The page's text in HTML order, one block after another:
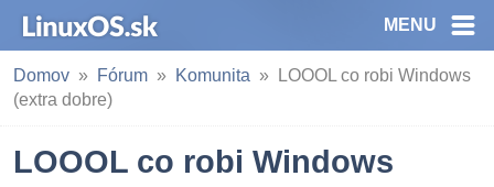
MENU
Domov Fórum Komunita
LOOOL co robi Windows
(extra dobre)
LOOOL co robi Windows